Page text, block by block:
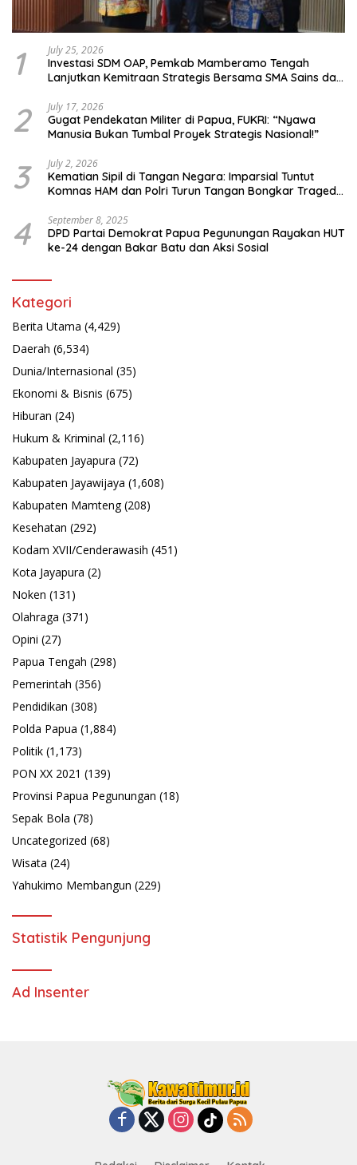
1 July 25, 2026
Investasi SDM OAP, Pemkab Mamberamo Tengah
Lanjutkan Kemitraan Strategis Bersama SMA Sains dan
2 July 17, 2026
Gugat Pendekatan Militer di Papua, FUKRI: “Nyawa
Manusia Bukan Tumbal Proyek Strategis Nasional!”
3 July 2, 2026
Kematian Sipil di Tangan Negara: Imparsial Tuntut
Komnas HAM dan Polri Turun Tangan Bongkar Tragedi
4 September 8, 2025
DPD Partai Demokrat Papua Pegunungan Rayakan HUT
ke-24 dengan Bakar Batu dan Aksi Sosial
Kategori
Berita Utama (4,429)
Daerah (6,534)
Dunia/Internasional (35)
Ekonomi & Bisnis (675)
Hiburan (24)
Hukum & Kriminal (2,116)
Kabupaten Jayapura (72)
Kabupaten Jayawijaya (1,608)
Kabupaten Mamteng(208)
Kesehatan (292)
Kodam XVII/Cenderawasih (451)
Kota Jayapura (2)
Noken (131)
Olahraga (371)
Opini (27)
Papua Tengah (298)
Pemerintah (356)
Pendidikan (308)
Polda Papua (1,884)
Politik (1,173)
PON XX 2021 (139)
Provinsi Papua Pegunungan (18)
Sepak Bola (78)
Uncategorized (68)
Wisata (24)
Yahukimo Membangun (229)
Statistik Pengunjung
Ad Insenter